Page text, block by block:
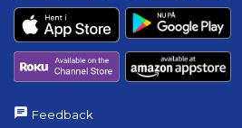
Feedback